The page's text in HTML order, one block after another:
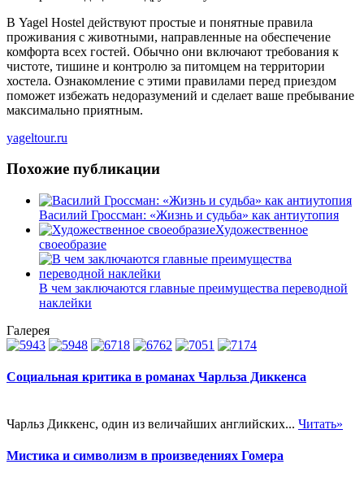
В Yagel Hostel действуют простые и понятные правила
проживания с животными, направленные на обеспечение
комфорта всех гостей. Обычно они включают требования к
чистоте, тишине и контролю за питомцем на территории
хостела. Ознакомление с этими правилами перед приездом
поможет избежать недоразумений и сделает ваше пребывание
максимально приятным.
yageltour.ru
Похожие публикации
Василий Гроссман: «Жизнь и судьба» как антиутопия
Художественное
своеобразие
В чем заключаются главные преимущества переводной
наклейки
Галерея
Социальная критика в романах Чарльза Диккенса
Чарльз Диккенс, один из величайших английских... Читать»
Мистика и символизм в произведениях Гомера